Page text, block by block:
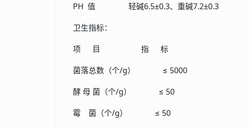
PH 值 轻碱6.5±0.3、重碱7.2±0.3
卫生指标：
项 目 指 标
菌落总数（个/g） ≤ 5000
酵 母 菌（个/g） ≤ 50
霉 菌（个/g） ≤ 50